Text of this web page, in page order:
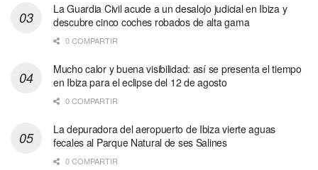
La Guardia Civil acude a un desalojo judicial en Ibiza y
descubre cinco coches robados de alta gama
0 COMPARTIR
Mucho calor y buena visibilidad: así se presenta el tiempo
en Ibiza para el eclipse del 12 de agosto
0 COMPARTIR
La depuradora del aeropuerto de Ibiza vierte aguas
fecales al Parque Natural de ses Salines
0 COMPARTIR